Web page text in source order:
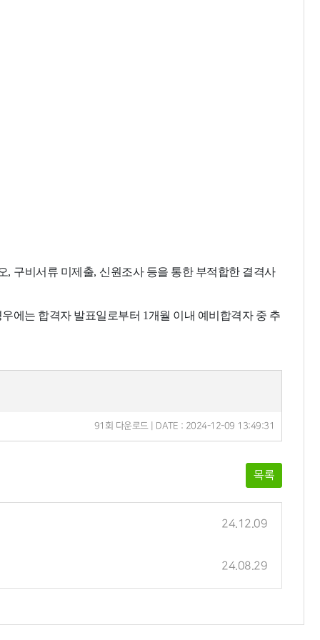
, 구비서류 미제출, 신원조사 등을 통한 부적합한 결격사
에는 합격자 발표일로부터 1개월 이내 예비합격자 중 추
91회 다운로드 | DATE : 2024-12-09 13:49:31
목록
24.12.09
24.08.29